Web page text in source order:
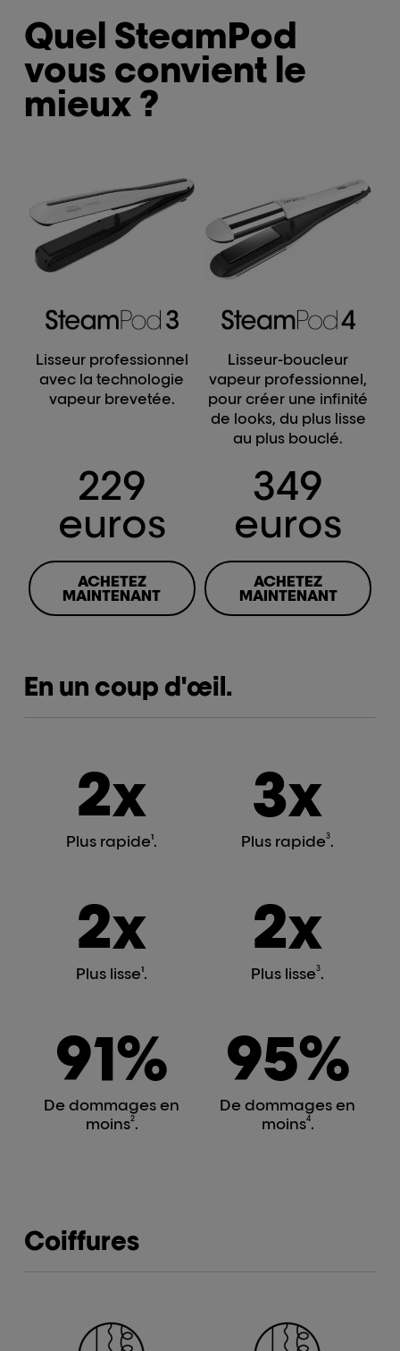
Quel SteamPod
vous convient le
mieux ?
Lisseur professionnel
avec la technologie
vapeur brevetée.
229
euros
ACHETEZ
MAINTENANT
Lisseur-boucleur
vapeur professionnel,
pour créer une infinité
de looks, du plus lisse
au plus bouclé.
349
euros
ACHETEZ
MAINTENANT
En un coup d'œil.
2x
Plus rapide¹.
3x
Plus rapide3.
2x
Plus lisse¹.
2x
Plus lisse3.
91%
De dommages en
moins2.
95%
De dommages en
moins4.
Coiffures